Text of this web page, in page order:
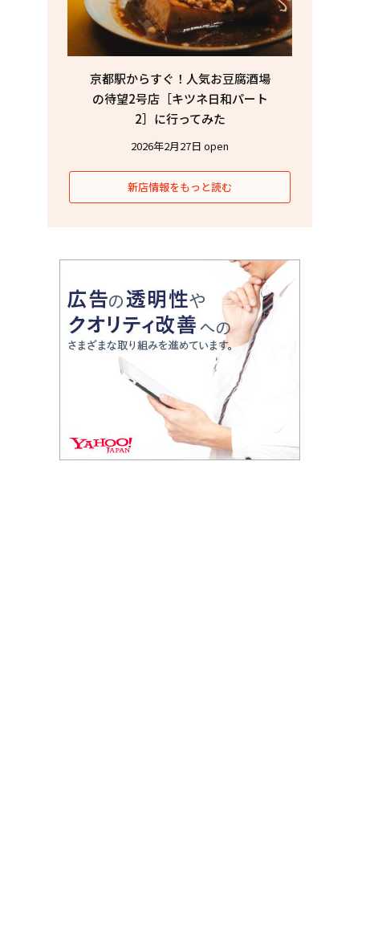
京都駅からすぐ！人気お豆腐酒場
の待望2号店［キツネ日和パート
2］に行ってみた
2026年2月27日 open
新店情報をもっと読む